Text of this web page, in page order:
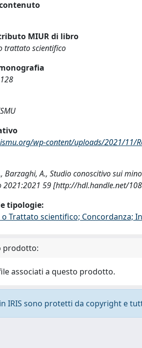
MIUR di libro
trattato scientifico
wp-content/uploads/2021/11/
Barzaghi, A., Studio conoscitivo sui
2021:2021 59 [http://hdl.handle.net/
tipologie:
Trattato scientifico; Concordanza;
prodotto:
associati a questo prodotto.
IRIS sono protetti da copyright e